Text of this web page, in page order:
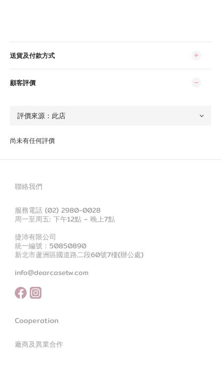
送貨及付款方式
顧客評價
尚未有任何評價
聯絡我們
服務電話 (02) 2980-0028
周一至周五: 下午12點 – 晚上7點
捷沛有限公司
統一編號：50850890
新北市蘆洲區國道路二段60號7樓(辦公處)
info@dearcasetw.com
Cooperation
廠商及異業合作